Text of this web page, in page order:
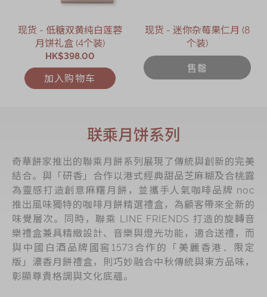
现货 - 低糖双黄纯白莲蓉
月饼礼盒 (4个装)
HK$398.00
加入购物车
现货 - 迷你杂莓果仁月 (8
个装)
售罄
联乘月饼系列
奇華餅家推出的聯乘月餅系列展現了傳統與創新的完美
結合。與「研香」合作以港式經典甜品芝麻糊及合桃露
為靈感打造創意麻糬月餅，並攜手人氣咖啡品牌 noc
推出風味獨特的咖啡月餅精選禮盒，為顧客帶來全新的
味覺層次。同時，聯乘 LINE FRIENDS 打造的旋轉音
樂禮盒兼具精緻設計、音樂與燈光功能，適合送禮，而
與中國白酒品牌國窖1573合作的「美麗香港．限定
版」濃香月餅禮盒，則巧妙融合中秋傳統與東方品味，
彰顯尊貴格調與文化底蘊。